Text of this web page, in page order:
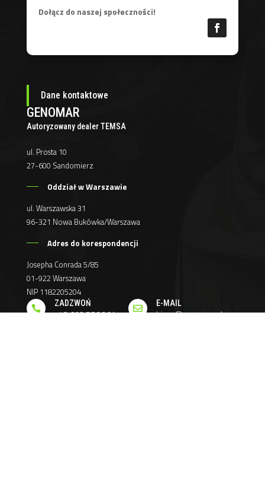
Dołącz do naszej społeczności!
Dane kontaktowe
GENOMAR
Autoryzowany dealer TEMSA
ul. Prosta 10
27-600 Sandomierz
Oddział w Warszawie
ul. Warszawska 31
96-321 Nowa Bukówka/Warszawa
Adres do korespondencji
Josepha Conrada 5/85
01-922 Warszawa
NIP 1182205204

ZADZWOŃ
+48 693 576 291 
E-MAIL
biuro@genomar.pl